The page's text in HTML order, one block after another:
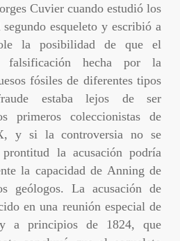
Cuvier cuando estudió los
esqueleto y escribió a
la posibilidad de que el
falsificación hecha por la
fósiles de diferentes tipos
estaba lejos de ser
primeros coleccionistas de
y si la controversia no se
la acusación podría
la capacidad de Anning de
geólogos. La acusación de
en una reunión especial de
a principios de 1824, que